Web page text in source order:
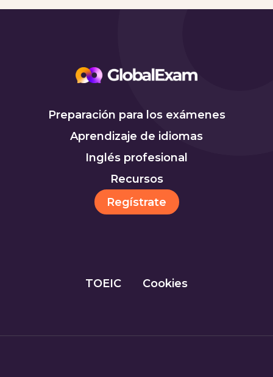
Preparación para los exámenes
Aprendizaje de idiomas
Inglés profesional
Recursos
Regístrate
TOEIC Cookies